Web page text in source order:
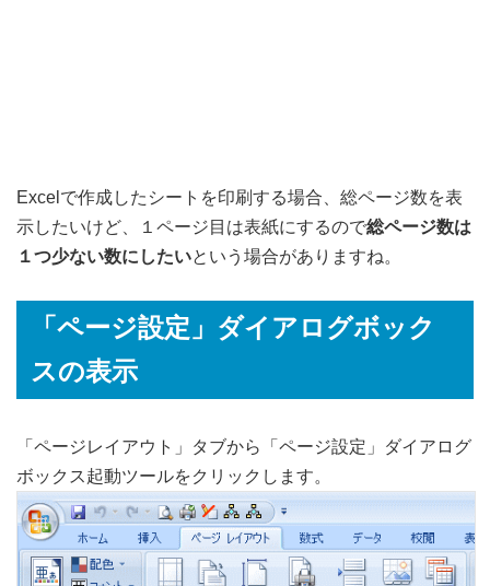
Excelで作成したシートを印刷する場合、総ページ数を表
示したいけど、１ページ目は表紙にするので総ページ数は
１つ少ない数にしたいという場合がありますね。
「ページ設定」ダイアログボック
スの表示
「ページレイアウト」タブから「ページ設定」ダイアログ
ボックス起動ツールをクリックします。